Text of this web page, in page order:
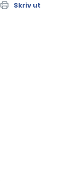
Skriv ut